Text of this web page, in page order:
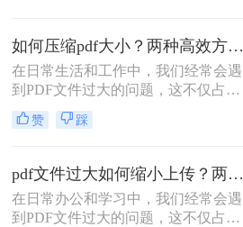
解操作步骤，您可根据文件数量、压
缩质量要求和隐私需求快速选择最合
适的方法。
如何压缩pdf大小？两种高效方法详解！
在日常生活和工作中，我们经常会遇
到PDF文件过大的问题，这不仅占用
了大量的存储空间，还降低了文件的
传输效率。因此，掌握几种有效的
何压缩pdf大小呢？本文将介绍两种常
用的PDF压缩方法，以帮助您更好地
压缩PDF文件。
赞 踩
pdf文件过大如何缩小上传？两种缩小并上传的有效方法!
在日常办公和学习中，我们经常会遇
到PDF文件过大的问题，这不仅占用